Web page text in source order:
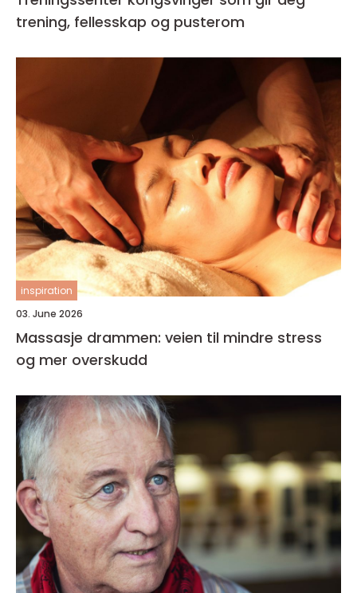
trening, fellesskap og pusterom
inspiration
03. June 2026
Massasje drammen: veien til mindre stress
og mer overskudd